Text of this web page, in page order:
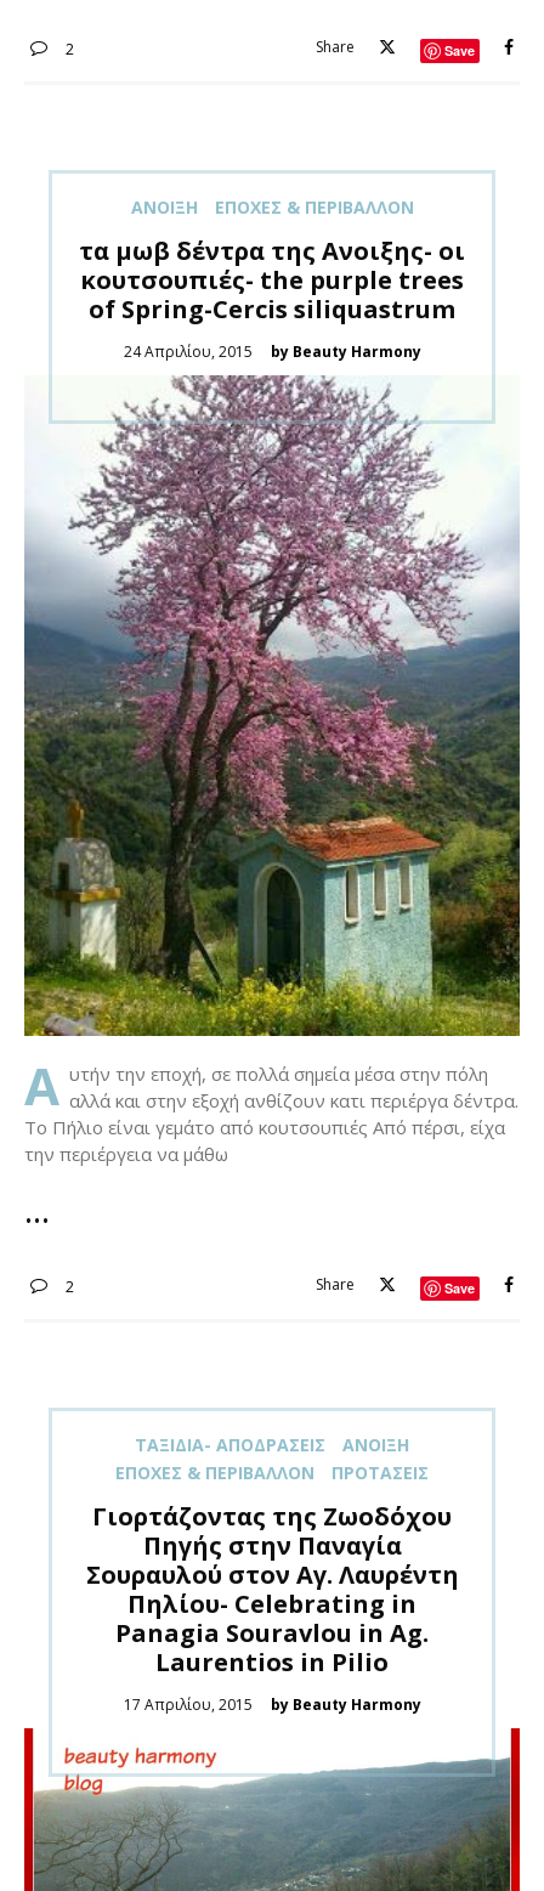
2 Share Save
ΑΝΟΙΞΗ ΕΠΟΧΈΣ & ΠΕΡΙΒΆΛΛΟΝ
τα μωβ δέντρα της Ανοιξης- οι
κουτσουπιές- the purple trees
of Spring-Cercis siliquastrum
Posted
24 Απριλίου, 2015 by Beauty Harmony
Α υτήν την εποχή, σε πολλά σημεία μέσα στην πόλη
αλλά και στην εξοχή ανθίζουν κατι περιέργα δέντρα.
Το Πήλιο είναι γεμάτο από κουτσουπιές Από πέρσι, είχα
την περιέργεια να μάθω
2 Share Save
TΑΞΊΔΙΑ- ΑΠΟΔΡΆΣΕΙΣ
ΑΝΟΙΞΗ
ΕΠΟΧΈΣ & ΠΕΡΙΒΆΛΛΟΝ
ΠΡΟΤΆΣΕΙΣ
Γιορτάζοντας της Ζωοδόχου
Πηγής στην Παναγία
Σουραυλού στον Αγ. Λαυρέντη
Πηλίου- Celebrating in
Panagia Souravlou in Ag.
Laurentios in Pilio
Posted
17 Απριλίου, 2015 by Beauty Harmony